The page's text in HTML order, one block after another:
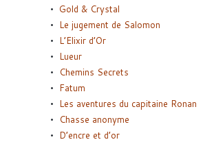
Gold & Crystal
Le jugement de Salomon
L’Elixir d’Or
Lueur
Chemins Secrets
Fatum
Les aventures du capitaine Ronan
Chasse anonyme
D’encre et d’or